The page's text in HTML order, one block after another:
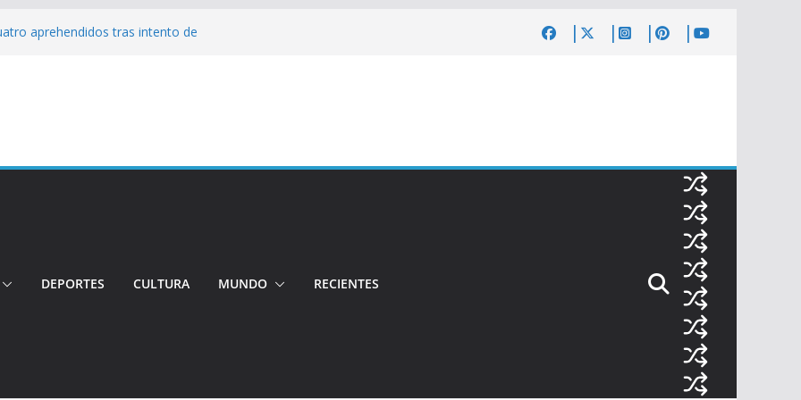
aprehendidos tras intento de
Quito reúne a líderes y
sin vida a dos jóvenes quiteños
DEPORTES CULTURA MUNDO RECIENTES